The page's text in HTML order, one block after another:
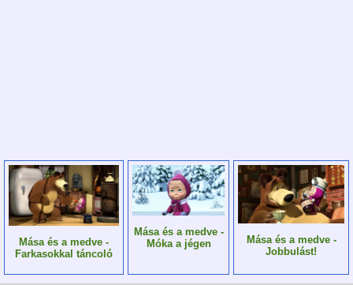
Mása és a medve -
Farkasokkal táncoló
Mása és a medve -
Móka a jégen
Mása és a medve -
Jobbulást!